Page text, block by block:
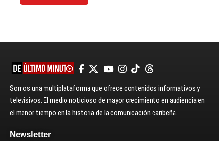
Somos una multiplataforma que ofrece contenidos informativos y
televisivos. El medio noticioso de mayor crecimiento en audiencia en
el menor tiempo en la historia de la comunicación caribeña.
Newsletter